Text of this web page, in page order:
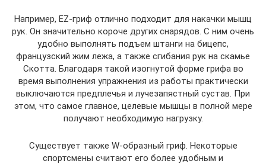
Например, EZ-гриф отлично подходит для накачки мышц
рук. Он значительно короче других снарядов. С ним очень
удобно выполнять подъем штанги на бицепс,
французский жим лежа, а также сгибания рук на скамье
Скотта. Благодаря такой изогнутой форме грифа во
время выполнения упражнения из работы практически
выключаются предплечья и лучезапястный сустав. При
этом, что самое главное, целевые мышцы в полной мере
получают необходимую нагрузку.
Существует также W-образный гриф. Некоторые
спортсмены считают его более удобным и